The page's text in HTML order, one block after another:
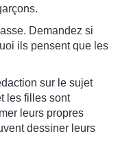
Demandez si
ils pensent que les
sur le sujet
les filles sont
leurs propres
dessiner leurs